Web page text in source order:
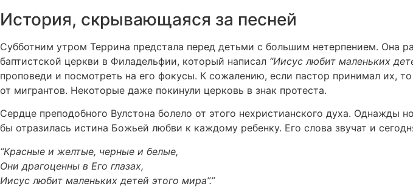
История, скрывающаяся за песней
Субботним утром Террина предстала перед детьми с большим нетерпением. Она
баптистской церкви в Филадельфии, который написал “Иисус любит маленьких
проповеди и посмотреть на его фокусы. К сожалению, если пастор принимал их,
от мигрантов. Некоторые даже покинули церковь в знак протеста.
Сердце преподобного Вулстона болело от этого нехристианского духа.
бы отразилась истина Божьей любви к каждому ребенку. Его слова звучат и
“Красные и желтые, черные и белые,
Они драгоценны в Его глазах,
Иисус любит маленьких детей этого мира”.”